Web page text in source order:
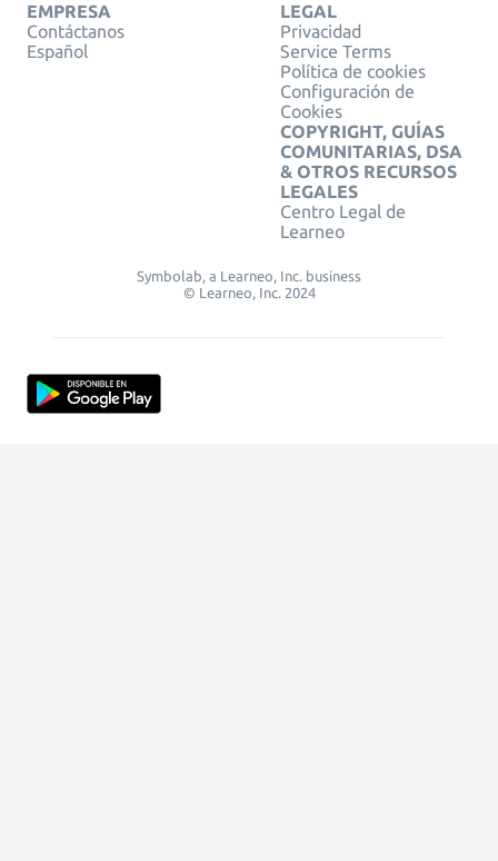
EMPRESA
Contáctanos
Español
LEGAL
Privacidad
Service Terms
Política de cookies
Configuración de
Cookies
COPYRIGHT, GUÍAS
COMUNITARIAS, DSA
& OTROS RECURSOS
LEGALES
Centro Legal de
Learneo
Symbolab, a Learneo, Inc. business
© Learneo, Inc. 2024